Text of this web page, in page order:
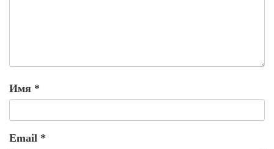
Имя *
Email *